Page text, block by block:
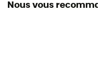
Nous vous